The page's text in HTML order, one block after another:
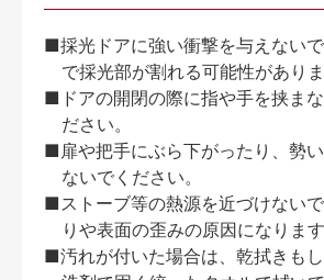
■採光ドアに強い衝撃を与えない
で採光部が割れる可能性がありま
■ドアの開閉の際に指や手を挟ま
ださい。
■扉や把手にぶら下がったり、勢
ないでください。
■ストーブ等の熱源を近づけない
りや表面の歪みの原因になります
■汚れが付いた場合は、乾拭きも